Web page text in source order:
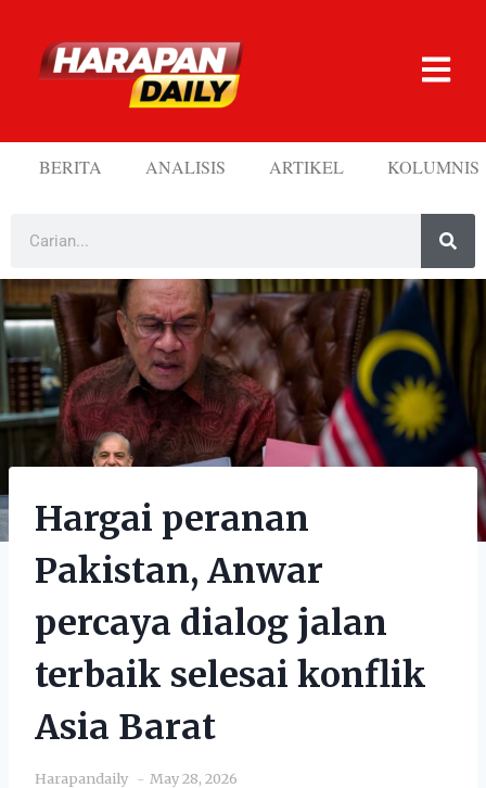
BERITA ANALISIS ARTIKEL KOLUMNIS
Hargai peranan
Pakistan, Anwar
percaya dialog jalan
terbaik selesai konflik
Asia Barat
Harapandaily May 28, 2026